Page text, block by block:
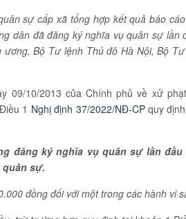
sự cấp xã tổng hợp kết quả báo
dân đã đăng ký nghĩa vụ quân sự
Bộ Tư lệnh Thủ đô Hà Nội, Bộ
09/10/2013 của Chính phủ về xử
1 Nghị định 37/2022/NĐ-CPquy
đăng ký nghĩa vụ quân sự lần
sự.
đồng đối với một trong các hành vi